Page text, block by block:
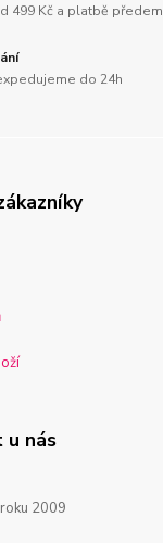
499 Kč a platbě předem
do 24h
u nás
2009